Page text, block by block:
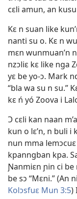
cɛli amun, an
Kɛ n suan like
nanti su o. Kɛ n
mɛn wunmuan’n
nzɔliɛ kɛ like nga
yɛ be yo-ɔ. Mark
“bla wa su n su.”
kɛ ń yó Zoova i
Ɔ cɛli kan naan
kun o lɛ’n, n buli i
nun mma
kpanngban kpa.
Ɲanmiɛn ɲin ci be
be sɔ “Mɛni.” (An
Kolɔsfuɛ Mun 3:5)